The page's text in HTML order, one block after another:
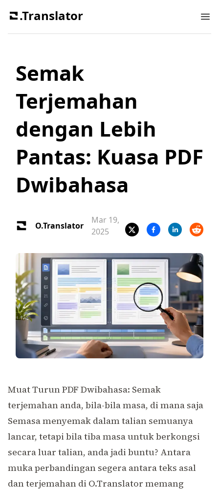
.Translator
Semak
Terjemahan
dengan Lebih
Pantas: Kuasa PDF
Dwibahasa
O.Translator
Mar 19,
2025
Muat Turun PDF Dwibahasa: Semak
terjemahan anda, bila-bila masa, di mana saja
Semasa menyemak dalam talian semuanya
lancar, tetapi bila tiba masa untuk berkongsi
secara luar talian, anda jadi buntu? Antara
muka perbandingan segera antara teks asal
dan terjemahan di O.Translator memang